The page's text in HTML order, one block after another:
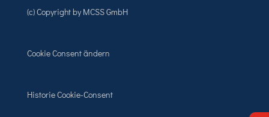
(c) Copyright by MCSS GmbH
Cookie Consent ändern
Historie Cookie-Consent